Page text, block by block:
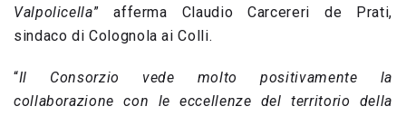
Valpolicella” afferma Claudio Carcereri de Prati,
sindaco di Colognola ai Colli.
“Il Consorzio vede molto positivamente la
collaborazione con le eccellenze del territorio della